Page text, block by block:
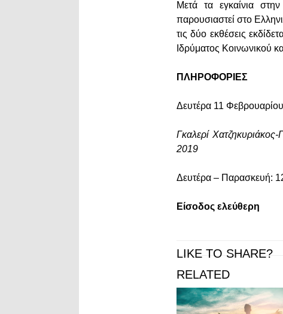
Μετά τα εγκαίνια
παρουσιαστεί στο
τις δύο εκθέσεις
Ιδρύματος Κοινωνικού
ΠΛΗΡΟΦΟΡΙΕΣ
Δευτέρα 11
Γκαλερί
2019
Δευτέρα – Παρασκευή:
Είσοδος ελεύθερη
LIKE TO SHARE?
RELATED